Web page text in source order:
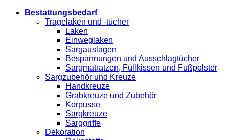
Bestattungsbedarf
Tragelaken und -tücher
Laken
Einweglaken
Sargauslagen
Bespannungen und Ausschlagtücher
Sargmatratzen, Füllkissen und Fußpolster
Sargzubehör und Kreuze
Handkreuze
Grabkreuze und Zubehör
Korpusse
Sargkreuze
Sarggriffe
Dekoration